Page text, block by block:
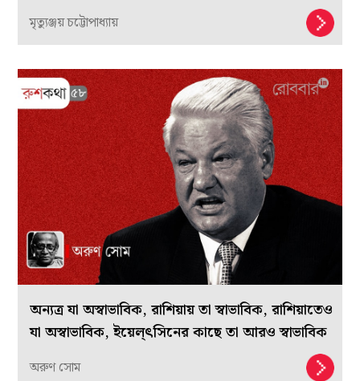
মৃত্যুঞ্জয় চট্টোপাধ্যায়
অন্যত্র যা অস্বাভাবিক, রাশিয়ায় তা স্বাভাবিক, রাশিয়াতেও
যা অস্বাভাবিক, ইয়েল্‌ৎসিনের কাছে তা আরও স্বাভাবিক
অরুণ সোম